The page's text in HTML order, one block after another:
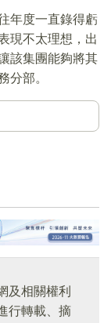
年度一直錄得虧
現不太理想，出
該集團能夠將其
分部。
及相關權利
行轉載、摘